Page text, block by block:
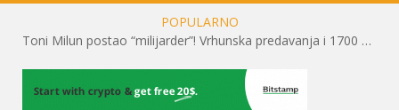
POPULARNO
Toni Milun postao “milijarder”! Vrhunska predavanja i 1700 posjetitelja obilježili su mjesec financijske pismenosti